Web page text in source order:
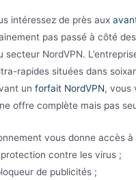
intéressez de près aux
pas passé à côté
secteur NordVPN.
rapides situées dans
un forfait NordVPN, vous
offre complète mais pas
vous donne accès
contre les virus ;
de publicités ;